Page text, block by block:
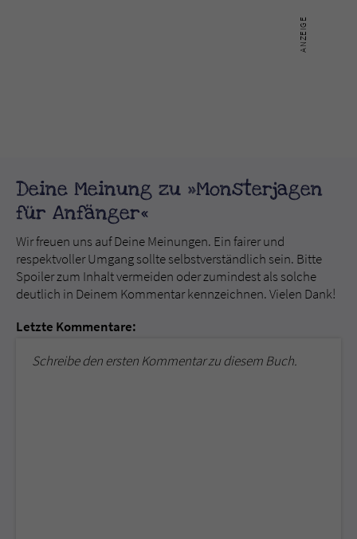
Deine Meinung zu »Monsterjagen
für Anfänger«
Wir freuen uns auf Deine Meinungen. Ein fairer und
respektvoller Umgang sollte selbstverständlich sein. Bitte
Spoiler zum Inhalt vermeiden oder zumindest als solche
deutlich in Deinem Kommentar kennzeichnen. Vielen Dank!
Letzte Kommentare:
Schreibe den ersten Kommentar zu diesem Buch.